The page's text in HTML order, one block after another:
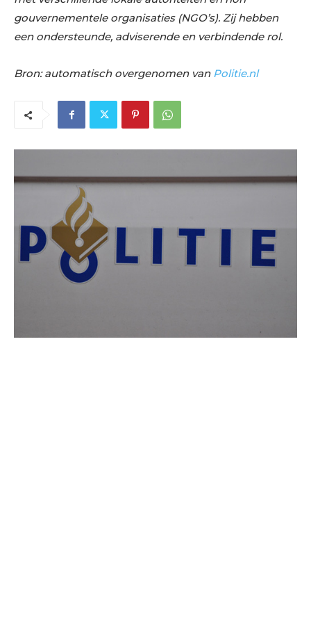
gouvernementele organisaties (NGO’s). Zij hebben
een ondersteunde, adviserende en verbindende rol.
Bron: automatisch overgenomen van Politie.nl